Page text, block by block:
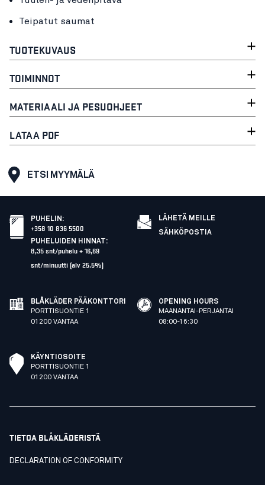
Teipatut saumat
TUOTEKUVAUS
TOIMINNOT
MATERIAALI JA PESUOHJEET
LATAA PDF
ETSI MYYMÄLÄ
PUHELIN :
+358 10 836 5500
PUHELUIDEN HINNAT:
8,35 snt/puhelu + 16,69
snt/minuutti (alv 25.5%)
LÄHETÄ MEILLE
SÄHKÖPOSTIA
BLÅKLÄDER PÄÄKONTTORI
PORTTISUONTIE 1
01200 VANTAA
OPENING HOURS
MAANANTAI-PERJANTAI
08:00-16:30
KÄYNTIOSOITE
PORTTISUONTIE 1
01200 VANTAA
TIETOA BLÅKLÄDERISTÄ
DECLARATION OF CONFORMITY